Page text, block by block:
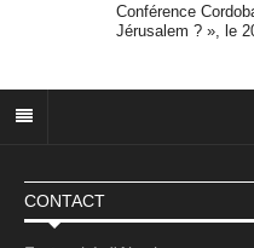
Conférence
Jérusalem ? », le
CONTACT